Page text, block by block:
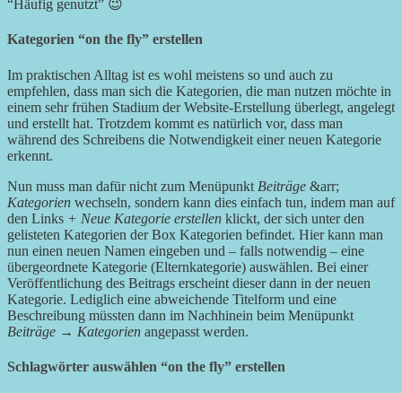
“Häufig genutzt” 😉
Kategorien “on the fly” erstellen
Im praktischen Alltag ist es wohl meistens so und auch zu
empfehlen, dass man sich die Kategorien, die man nutzen möchte in
einem sehr frühen Stadium der Website-Erstellung überlegt, angelegt
und erstellt hat. Trotzdem kommt es natürlich vor, dass man
während des Schreibens die Notwendigkeit einer neuen Kategorie
erkennt.
Nun muss man dafür nicht zum Menüpunkt Beiträge &arr;
Kategorien wechseln, sondern kann dies einfach tun, indem man auf
den Links + Neue Kategorie erstellen klickt, der sich unter den
gelisteten Kategorien der Box Kategorien befindet. Hier kann man
nun einen neuen Namen eingeben und – falls notwendig – eine
übergeordnete Kategorie (Elternkategorie) auswählen. Bei einer
Veröffentlichung des Beitrags erscheint dieser dann in der neuen
Kategorie. Lediglich eine abweichende Titelform und eine
Beschreibung müssten dann im Nachhinein beim Menüpunkt
Beiträge → Kategorien angepasst werden.
Schlagwörter auswählen “on the fly” erstellen